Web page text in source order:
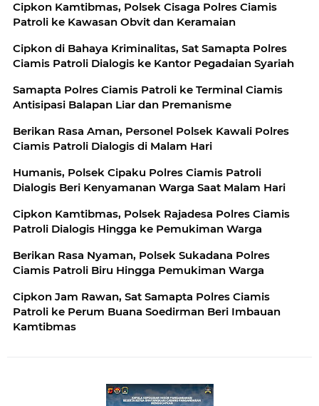
Cipkon Kamtibmas, Polsek Cisaga Polres Ciamis
Patroli ke Kawasan Obvit dan Keramaian
Cipkon di Bahaya Kriminalitas, Sat Samapta Polres
Ciamis Patroli Dialogis ke Kantor Pegadaian Syariah
Samapta Polres Ciamis Patroli ke Terminal Ciamis
Antisipasi Balapan Liar dan Premanisme
Berikan Rasa Aman, Personel Polsek Kawali Polres
Ciamis Patroli Dialogis di Malam Hari
Humanis, Polsek Cipaku Polres Ciamis Patroli
Dialogis Beri Kenyamanan Warga Saat Malam Hari
Cipkon Kamtibmas, Polsek Rajadesa Polres Ciamis
Patroli Dialogis Hingga ke Pemukiman Warga
Berikan Rasa Nyaman, Polsek Sukadana Polres
Ciamis Patroli Biru Hingga Pemukiman Warga
Cipkon Jam Rawan, Sat Samapta Polres Ciamis
Patroli ke Perum Buana Soedirman Beri Imbauan
Kamtibmas